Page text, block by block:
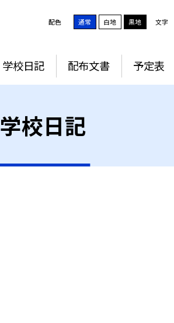
配色 通常 白地 黒地 文字
学校日記 配布文書 予定表
学校日記